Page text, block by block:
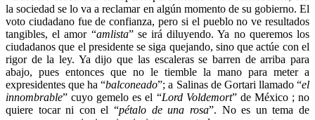
la sociedad se lo va a reclamar en algún momento de su gobierno. El
voto ciudadano fue de confianza, pero si el pueblo no ve resultados
tangibles, el amor “amlista” se irá diluyendo. Ya no queremos los
ciudadanos que el presidente se siga quejando, sino que actúe con el
rigor de la ley. Ya dijo que las escaleras se barren de arriba para
abajo, pues entonces que no le tiemble la mano para meter a
expresidentes que ha “balconeado”; a Salinas de Gortari llamado “el
innombrable” cuyo gemelo es el “Lord Voldemort” de México ; no
quiere tocar ni con el “pétalo de una rosa”. No es un tema de